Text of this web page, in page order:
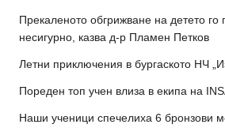
Прекаленото обгрижване на детето го
несигурно, казва д-р Пламен Петков
Летни приключения в бургаското НЧ
Пореден топ учен влиза в екипа на
Наши ученици спечелиха 6 бронзови